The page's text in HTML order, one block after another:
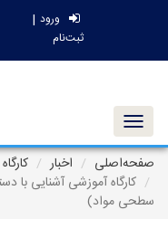
ورود |
ثبت‌نام
Toggle navigation
صفحه‌اصلی
اخبار
سطحی مواد)